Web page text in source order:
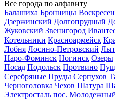
Все города по алфавиту
Балашиха Бронницы
Дзержинский Долгопрудный
Жуковский Звенигород
Котельники Красноармейск
Лобня Лосино-Петровский
Наро-Фоминск Ногинск Озеры
Посад Подольск Протвино
Серебряные Пруды Серпухов
Черноголовка Чехов Шатура
Электросталь пос.